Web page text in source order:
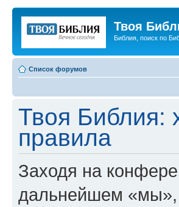
Твоя
Библия, поиск по
Список форумов
Твоя Библия:
правила
Заходя на
дальнейшем «мы»,